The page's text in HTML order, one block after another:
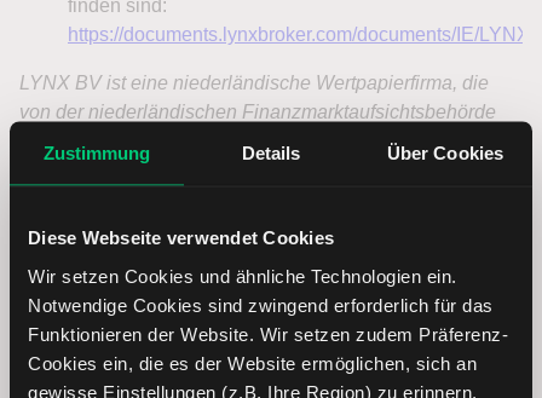
Zustimmung Details Über Cookies
Diese Webseite verwendet Cookies
Wir setzen Cookies und ähnliche Technologien ein.
Notwendige Cookies sind zwingend erforderlich für das
Funktionieren der Website. Wir setzen zudem Präferenz-
Cookies ein, die es der Website ermöglichen, sich an
gewisse Einstellungen (z.B. Ihre Region) zu erinnern.
Mehr als 13.000 Investoren & Trader folgen mir und
meinen täglichen Ausführungen auf Guidants.
Alle Märkte und Produkte aus einer Hand? Mein